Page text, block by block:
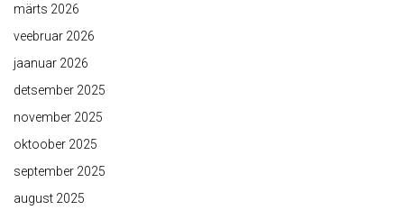
märts 2026
veebruar 2026
jaanuar 2026
detsember 2025
november 2025
oktoober 2025
september 2025
august 2025